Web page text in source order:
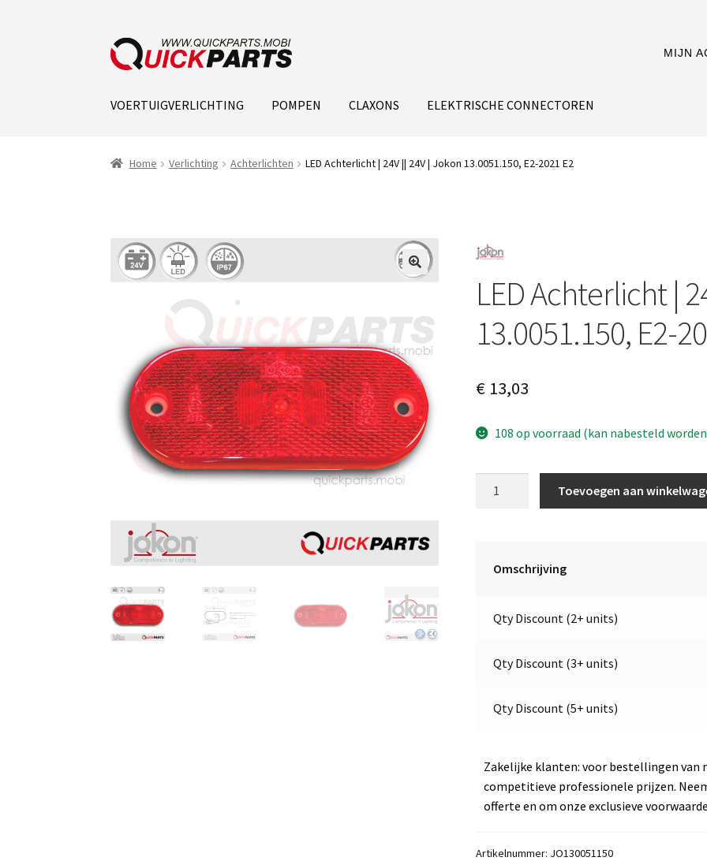
MIJN
VOERTUIGVERLICHTING POMPEN CLAXONS ELEKTRISCHE CONNECTOREN
Home Verlichting Achterlichten LED Achterlicht | 24V || 24V | Jokon 13.0051.150, E2-2021 E2
LED Achterlicht |
13.0051.150, E2-
€13,03
108 op voorraad (kan nabesteld
Jokon
aantal
Toevoegen aan
Omschrijving
Qty Discount (2+ units)
Qty Discount (3+ units)
Qty Discount (5+ units)
Zakelijke klanten: voor bestellingen van
competitieve professionele prijzen.
offerte en om onze exclusieve
Artikelnummer: JO130051150